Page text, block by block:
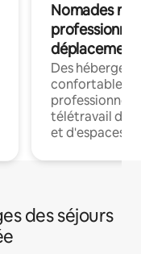
Nomades
déplacement
Des
confortables
professionnels
télétravail
et d'espaces
des séjours